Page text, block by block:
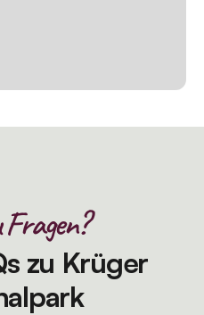
zu Krüger